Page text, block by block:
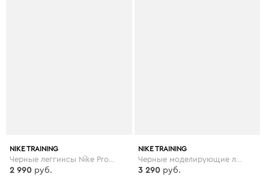
NIKE TRAINING
2 990 руб.
NIKE TRAINING
3 290 руб.